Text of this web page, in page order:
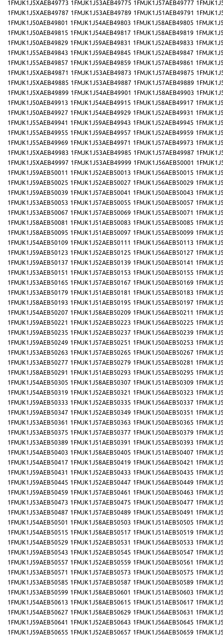
1FMJK1J5XAEB49773 1FMJK1J53AEB49775 1FMJK1J57AEB49777
1FMJK1J5XAEB49787 1FMJK1J53AEB49789 1FMJK1J51AEB49791
1FMJK1J50AEB49801 1FMJK1J54AEB49803 1FMJK1J58AEB49805
1FMJK1J50AEB49815 1FMJK1J54AEB49817 1FMJK1J58AEB49819
1FMJK1J50AEB49829 1FMJK1J59AEB49831 1FMJK1J52AEB49833
1FMJK1J55AEB49843 1FMJK1J59AEB49845 1FMJK1J52AEB49847
1FMJK1J55AEB49857 1FMJK1J59AEB49859 1FMJK1J57AEB49861
1FMJK1J5XAEB49871 1FMJK1J53AEB49873 1FMJK1J57AEB49875
1FMJK1J5XAEB49885 1FMJK1J53AEB49887 1FMJK1J57AEB49889
1FMJK1J5XAEB49899 1FMJK1J54AEB49901 1FMJK1J58AEB49903
1FMJK1J50AEB49913 1FMJK1J54AEB49915 1FMJK1J58AEB49917
1FMJK1J50AEB49927 1FMJK1J54AEB49929 1FMJK1J52AEB49931
1FMJK1J55AEB49941 1FMJK1J59AEB49943 1FMJK1J52AEB49945
1FMJK1J55AEB49955 1FMJK1J59AEB49957 1FMJK1J52AEB49959
1FMJK1J55AEB49969 1FMJK1J53AEB49971 1FMJK1J57AEB49973
1FMJK1J5XAEB49983 1FMJK1J53AEB49985 1FMJK1J57AEB49987
1FMJK1J5XAEB49997 1FMJK1J53AEB49999 1FMJK1J56AEB50001
1FMJK1J59AEB50011 1FMJK1J52AEB50013 1FMJK1J56AEB50015
1FMJK1J59AEB50025 1FMJK1J52AEB50027 1FMJK1J56AEB50029
1FMJK1J59AEB50039 1FMJK1J57AEB50041 1FMJK1J50AEB50043
1FMJK1J53AEB50053 1FMJK1J57AEB50055 1FMJK1J50AEB50057
1FMJK1J53AEB50067 1FMJK1J57AEB50069 1FMJK1J55AEB50071
1FMJK1J58AEB50081 1FMJK1J51AEB50083 1FMJK1J55AEB50085
1FMJK1J58AEB50095 1FMJK1J51AEB50097 1FMJK1J55AEB50099
1FMJK1J54AEB50109 1FMJK1J52AEB50111 1FMJK1J56AEB50113
1FMJK1J59AEB50123 1FMJK1J52AEB50125 1FMJK1J56AEB50127
1FMJK1J59AEB50137 1FMJK1J52AEB50139 1FMJK1J50AEB50141
1FMJK1J53AEB50151 1FMJK1J57AEB50153 1FMJK1J50AEB50155
1FMJK1J53AEB50165 1FMJK1J57AEB50167 1FMJK1J50AEB50169
1FMJK1J53AEB50179 1FMJK1J51AEB50181 1FMJK1J55AEB50183
1FMJK1J58AEB50193 1FMJK1J51AEB50195 1FMJK1J55AEB50197
1FMJK1J54AEB50207 1FMJK1J58AEB50209 1FMJK1J56AEB50211
1FMJK1J59AEB50221 1FMJK1J52AEB50223 1FMJK1J56AEB50225
1FMJK1J59AEB50235 1FMJK1J52AEB50237 1FMJK1J56AEB50239
1FMJK1J59AEB50249 1FMJK1J57AEB50251 1FMJK1J50AEB50253
1FMJK1J53AEB50263 1FMJK1J57AEB50265 1FMJK1J50AEB50267
1FMJK1J53AEB50277 1FMJK1J57AEB50279 1FMJK1J55AEB50281
1FMJK1J58AEB50291 1FMJK1J51AEB50293 1FMJK1J55AEB50295
1FMJK1J54AEB50305 1FMJK1J58AEB50307 1FMJK1J51AEB50309
1FMJK1J54AEB50319 1FMJK1J52AEB50321 1FMJK1J56AEB50323
1FMJK1J59AEB50333 1FMJK1J52AEB50335 1FMJK1J56AEB50337
1FMJK1J59AEB50347 1FMJK1J52AEB50349 1FMJK1J50AEB50351
1FMJK1J53AEB50361 1FMJK1J57AEB50363 1FMJK1J50AEB50365
1FMJK1J53AEB50375 1FMJK1J57AEB50377 1FMJK1J50AEB50379
1FMJK1J53AEB50389 1FMJK1J51AEB50391 1FMJK1J55AEB50393
1FMJK1J54AEB50403 1FMJK1J58AEB50405 1FMJK1J51AEB50407
1FMJK1J54AEB50417 1FMJK1J58AEB50419 1FMJK1J56AEB50421
1FMJK1J59AEB50431 1FMJK1J52AEB50433 1FMJK1J56AEB50435
1FMJK1J59AEB50445 1FMJK1J52AEB50447 1FMJK1J56AEB50449
1FMJK1J59AEB50459 1FMJK1J57AEB50461 1FMJK1J50AEB50463
1FMJK1J53AEB50473 1FMJK1J57AEB50475 1FMJK1J50AEB50477
1FMJK1J53AEB50487 1FMJK1J57AEB50489 1FMJK1J55AEB50491
1FMJK1J54AEB50501 1FMJK1J58AEB50503 1FMJK1J51AEB50505
1FMJK1J54AEB50515 1FMJK1J58AEB50517 1FMJK1J51AEB50519
1FMJK1J54AEB50529 1FMJK1J52AEB50531 1FMJK1J56AEB50533
1FMJK1J59AEB50543 1FMJK1J52AEB50545 1FMJK1J56AEB50547
1FMJK1J59AEB50557 1FMJK1J52AEB50559 1FMJK1J50AEB50561
1FMJK1J53AEB50571 1FMJK1J57AEB50573 1FMJK1J50AEB50575
1FMJK1J53AEB50585 1FMJK1J57AEB50587 1FMJK1J50AEB50589
1FMJK1J53AEB50599 1FMJK1J58AEB50601 1FMJK1J51AEB50603
1FMJK1J54AEB50613 1FMJK1J58AEB50615 1FMJK1J51AEB50617
1FMJK1J54AEB50627 1FMJK1J58AEB50629 1FMJK1J56AEB50631
1FMJK1J59AEB50641 1FMJK1J52AEB50643 1FMJK1J56AEB50645
1FMJK1J59AEB50655 1FMJK1J52AEB50657 1FMJK1J56AEB50659